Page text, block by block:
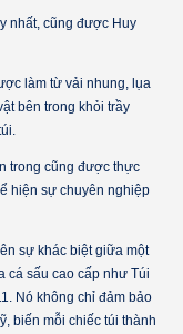
nhất, cũng được Huy
làm từ vải nhung, lụa
bên trong khỏi trầy
trong cũng được thực
hiện sự chuyên nghiệp
sự khác biệt giữa một
cá sấu cao cấp như Túi
Nó không chỉ đảm bảo
biến mỗi chiếc túi thành